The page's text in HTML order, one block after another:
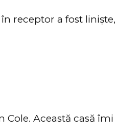
receptor a fost
Această casă